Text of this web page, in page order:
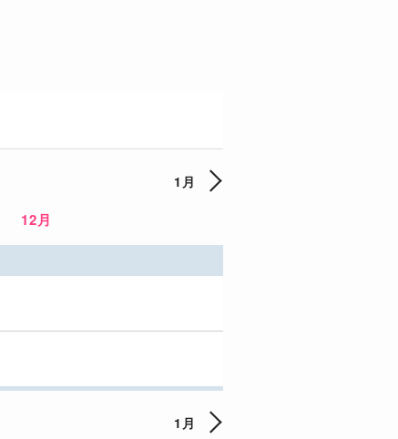
1月
12月
1月